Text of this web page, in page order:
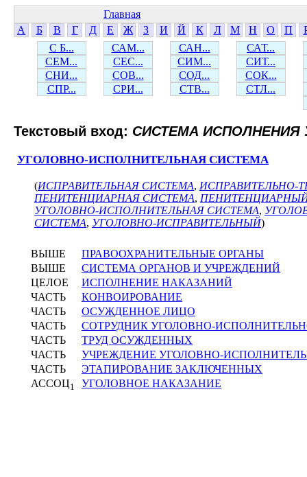
Главная
А
Б В Г Д Е Ж З И Й К Л М Н О П
С Б...
САМ... САН...
САТ...
СЕМ...
СЕС... СИМ...
СИТ...
СНИ...
СОВ... СОД...
СОК...
СПР...
СРИ... СТВ... СТЛ...
Текстовый вход: СИСТЕМА
УГОЛОВНО-ИСПОЛНИТЕЛЬНАЯ СИСТЕМА
(ИСПРАВИТЕЛЬНАЯ СИСТЕМА, ИСПРАВИТЕЛЬНО-
ПЕНИТЕНЦИАРНАЯ СИСТЕМА,
УГОЛОВНО-ИСПОЛНИТЕЛЬНАЯ СИСТЕМА,
СИСТЕМА, УГОЛОВНО-ИСПРАВИТЕЛЬНЫЙ)
ВЫШЕ
ПРАВООХРАНИТЕЛЬНЫЕ ОРГАНЫ
ВЫШЕ
СИСТЕМА ОРГАНОВ И УЧРЕЖДЕНИЙ
ЦЕЛОЕ
ИСПОЛНЕНИЕ НАКАЗАНИЙ
ЧАСТЬ
КОНВОИРОВАНИЕ
ЧАСТЬ
ОСУЖДЕННОЕ ЛИЦО
ЧАСТЬ
СОТРУДНИК УГОЛОВНО-
ЧАСТЬ
ТРУД ОСУЖДЕННЫХ
ЧАСТЬ
УЧРЕЖДЕНИЕ УГОЛОВНО-
ЧАСТЬ
ЭТАПИРОВАНИЕ ЗАКЛЮЧЕННЫХ
АССОЦ1 УГОЛОВНОЕ НАКАЗАНИЕ